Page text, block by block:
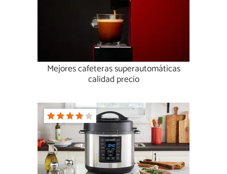
Mejores cafeteras superautomáticas
calidad precio